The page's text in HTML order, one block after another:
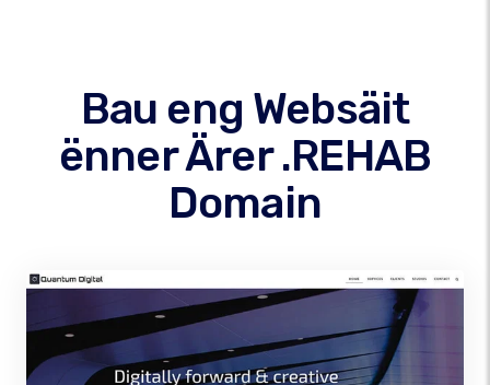
Bau eng Websäit
ënner Ärer .REHAB
Domain